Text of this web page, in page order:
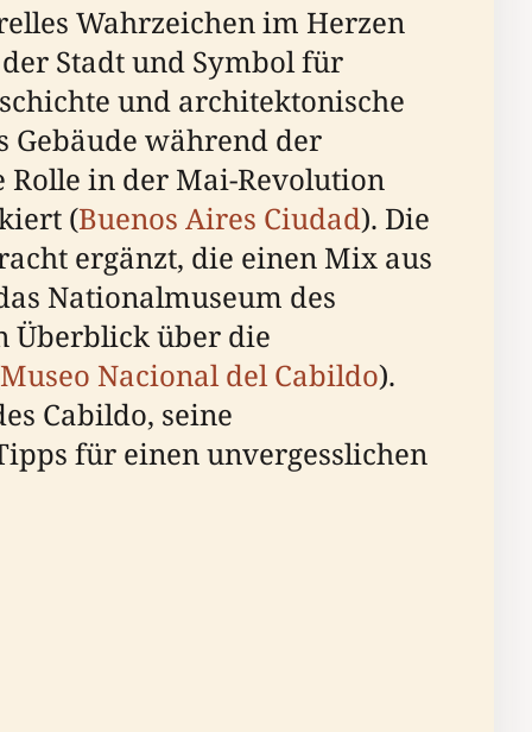
Wahrzeichen im Herzen
Stadt und Symbol für
und architektonische
Gebäude während der
Rolle in der Mai-Revolution
(Buenos Aires Ciudad). Die
ergänzt, die einen Mix aus
Nationalmuseum des
Überblick über die
Museo Nacional del Cabildo).
Cabildo, seine
für einen unvergesslichen